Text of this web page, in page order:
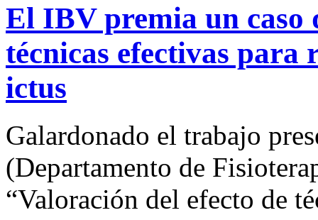
El IBV premia un caso
técnicas efectivas
ictus
Galardonado el trabajo
(Departamento de
“Valoración del efecto de